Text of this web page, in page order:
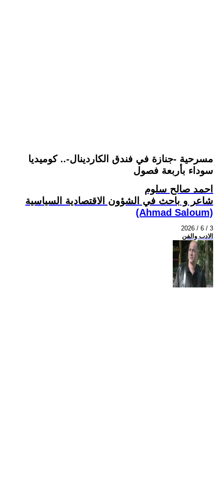
مسرحية -جنازة في فندق الكاردينال-.. كوميديا
سوداء بأربعة فصول
احمد صالح سلوم
شاعر و باحث في الشؤون الاقتصادية السياسية
(Ahmad Saloum)
2026 / 6 / 3
الادب والفن